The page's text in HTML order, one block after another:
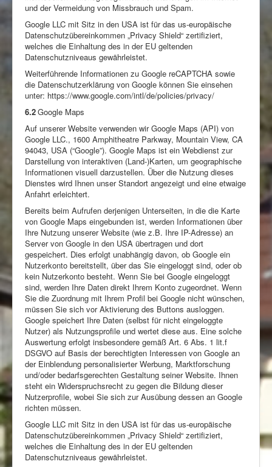
und der Vermeidung von Missbrauch und Spam.
Google LLC mit Sitz in den USA ist für das us-europäische
Datenschutzübereinkommen „Privacy Shield“ zertifiziert,
welches die Einhaltung des in der EU geltenden
Datenschutzniveaus gewährleistet.
Weiterführende Informationen zu Google reCAPTCHA sowie
die Datenschutzerklärung von Google können Sie einsehen
unter: https://www.google.com/intl/de/policies/privacy/
6.2Google Maps
Auf unserer Website verwenden wir Google Maps (API) von
Google LLC., 1600 Amphitheatre Parkway, Mountain View, CA
94043, USA (“Google”). Google Maps ist ein Webdienst zur
Darstellung von interaktiven (Land-)Karten, um geographische
Informationen visuell darzustellen. Über die Nutzung dieses
Dienstes wird Ihnen unser Standort angezeigt und eine etwaige
Anfahrt erleichtert.
Bereits beim Aufrufen derjenigen Unterseiten, in die die Karte
von Google Maps eingebunden ist, werden Informationen über
Ihre Nutzung unserer Website (wie z.B. Ihre IP-Adresse) an
Server von Google in den USA übertragen und dort
gespeichert. Dies erfolgt unabhängig davon, ob Google ein
Nutzerkonto bereitstellt, über das Sie eingeloggt sind, oder ob
kein Nutzerkonto besteht. Wenn Sie bei Google eingeloggt
sind, werden Ihre Daten direkt Ihrem Konto zugeordnet. Wenn
Sie die Zuordnung mit Ihrem Profil bei Google nicht wünschen,
müssen Sie sich vor Aktivierung des Buttons ausloggen.
Google speichert Ihre Daten (selbst für nicht eingeloggte
Nutzer) als Nutzungsprofile und wertet diese aus. Eine solche
Auswertung erfolgt insbesondere gemäß Art. 6 Abs. 1 lit.f
DSGVO auf Basis der berechtigten Interessen von Google an
der Einblendung personalisierter Werbung, Marktforschung
und/oder bedarfsgerechten Gestaltung seiner Website. Ihnen
steht ein Widerspruchsrecht zu gegen die Bildung dieser
Nutzerprofile, wobei Sie sich zur Ausübung dessen an Google
richten müssen.
Google LLC mit Sitz in den USA ist für das us-europäische
Datenschutzübereinkommen „Privacy Shield“ zertifiziert,
welches die Einhaltung des in der EU geltenden
Datenschutzniveaus gewährleistet.